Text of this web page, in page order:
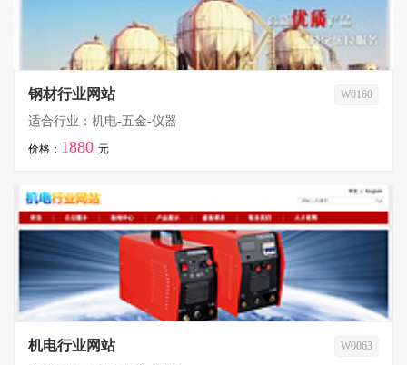
钢材行业网站 W0160
适合行业：机电-五金-仪器
价格： 1880 元
机电行业网站 W0063